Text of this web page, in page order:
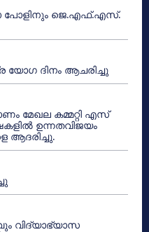
പോളിനും ജെ.എഫ്.എസ്.
യോഗ ദിനം ആചരിച്ചു
മേഖല കമ്മറ്റി എസ്
ഉന്നതവിജയം
ആദരിച്ചു.
വിദ്യാഭ്യാസ